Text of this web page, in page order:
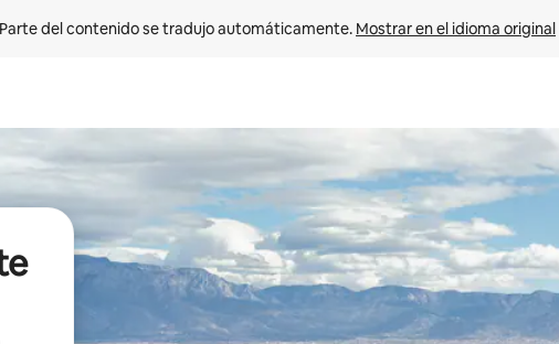
Parte del contenido se tradujo automáticamente. Mostrar en el idioma original